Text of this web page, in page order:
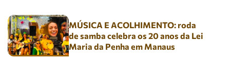
MÚSICA E ACOLHIMENTO: roda
de samba celebra os 20 anos da Lei
Maria da Penha em Manaus